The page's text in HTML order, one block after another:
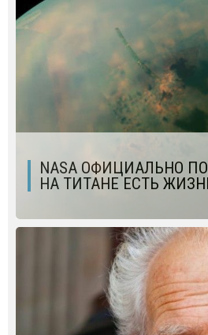
NASA ОФИЦИАЛЬНО
НА ТИТАНЕ ЕСТЬ